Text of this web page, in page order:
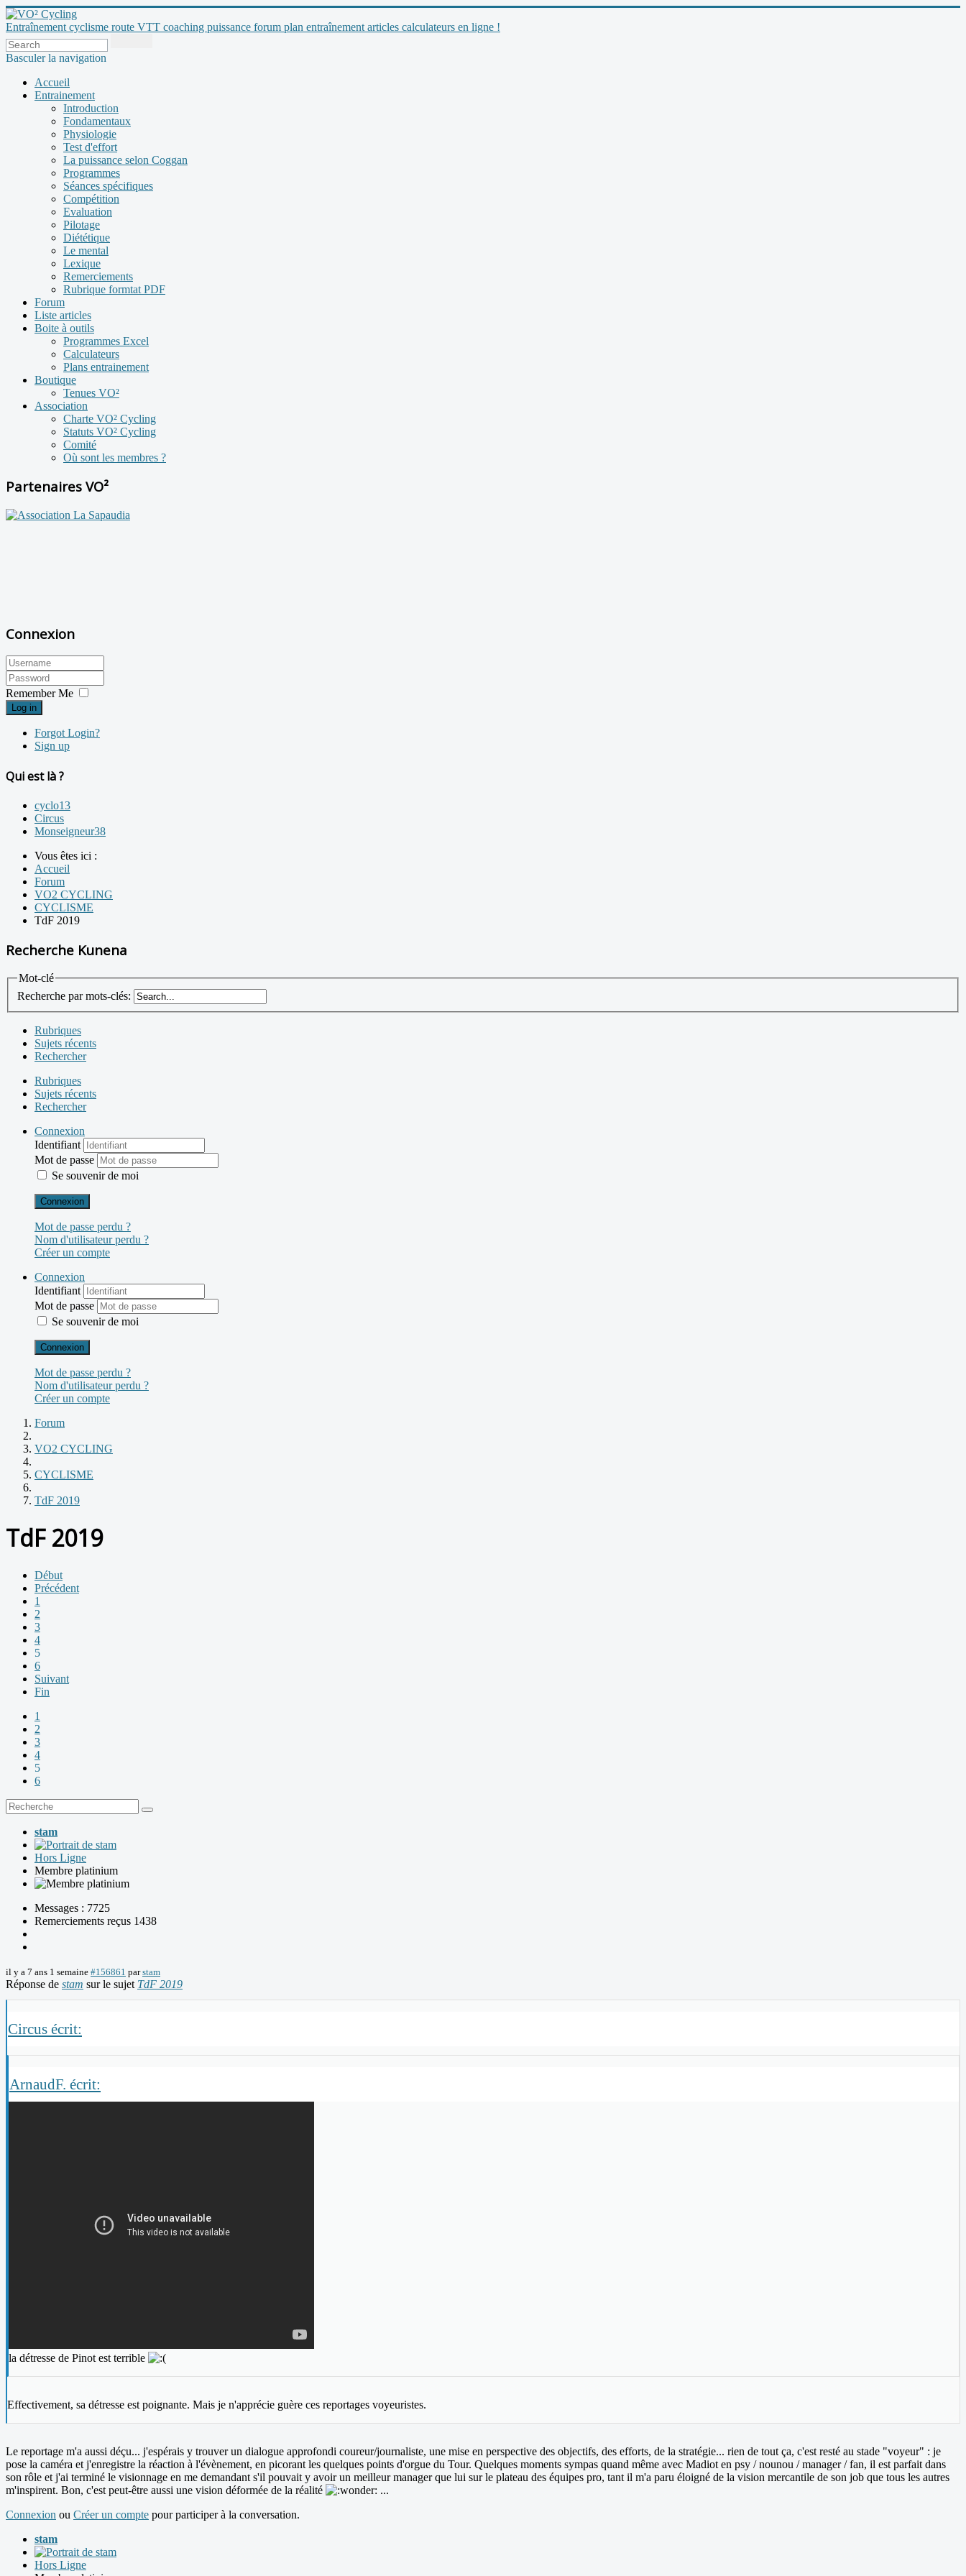
Entraînement cyclisme route VTT coaching puissance forum plan entraînement articles calculateurs en ligne !
Basculer la navigation
Accueil
Entrainement
Introduction
Fondamentaux
Physiologie
Test d'effort
La puissance selon Coggan
Programmes
Séances spécifiques
Compétition
Evaluation
Pilotage
Diététique
Le mental
Lexique
Remerciements
Rubrique formtat PDF
Forum
Liste articles
Boite à outils
Programmes Excel
Calculateurs
Plans entrainement
Boutique
Tenues VO²
Association
Charte VO² Cycling
Statuts VO² Cycling
Comité
Où sont les membres ?
Partenaires VO²
Connexion
Remember Me
Log in
Forgot Login?
Sign up
Qui est là ?
cyclo13
Circus
Monseigneur38
Vous êtes ici :
Accueil
Forum
VO2 CYCLING
CYCLISME
TdF 2019
Recherche Kunena
Mot-clé
Recherche par mots-clés:
Rubriques
Sujets récents
Rechercher
Rubriques
Sujets récents
Rechercher
Connexion
Identifiant
Mot de passe
Se souvenir de moi
Connexion
Mot de passe perdu ?
Nom d'utilisateur perdu ?
Créer un compte
Connexion
Identifiant
Mot de passe
Se souvenir de moi
Connexion
Mot de passe perdu ?
Nom d'utilisateur perdu ?
Créer un compte
Forum
VO2 CYCLING
CYCLISME
TdF 2019
TdF 2019
Début
Précédent
1
2
3
4
5
6
Suivant
Fin
1
2
3
4
5
6
stam
Hors Ligne
Membre platinium
Messages : 7725
Remerciements reçus 1438
il y a 7 ans 1 semaine #156861 parstam
Réponse de stam sur le sujet TdF 2019
Circus écrit:
ArnaudF. écrit:
la détresse de Pinot est terrible
Effectivement, sa détresse est poignante. Mais je n'apprécie guère ces reportages voyeuristes.
Le reportage m'a aussi déçu... j'espérais y trouver un dialogue approfondi coureur/journaliste, une mise en perspective des objectifs, des efforts, de la stratégie... rien de tout ça, c'est resté au stade "voyeur" : je
pose la caméra et j'enregistre la réaction à l'évènement, en picorant les quelques points d'orgue du Tour. Quelques moments sympas quand même avec Madiot en psy / nounou / manager / fan, il est parfait dans
son rôle et j'ai terminé le visionnage en me demandant s'il pouvait y avoir un meilleur manager que lui sur le plateau des équipes pro, tant il m'a paru éloigné de la vision mercantile de son job que tous les autres
m'inspirent. Bon, c'est peut-être aussi une vision déformée de la réalité
...
Connexion ou Créer un compte pour participer à la conversation.
stam
Hors Ligne